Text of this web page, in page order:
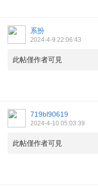
系扮
2024-4-9 22:06:43
此帖僅作者可見
719bl90619
2024-4-10 05:03:39
此帖僅作者可見